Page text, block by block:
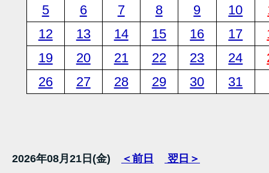
5
6 7 8 9 10
12
13 14 15 16 17
19
20 21 22 23 24
26
27 28 29 30 31
2026年08月21日(金) ＜前日 翌日＞